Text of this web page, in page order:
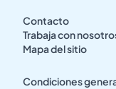
Contacto
Trabaja con
Mapa del sitio
Condiciones